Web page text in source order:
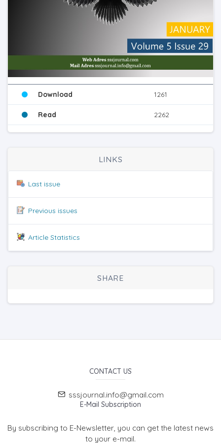
Download 1261
Read 2262
LINKS
Last issue
Previous issues
Article Statistics
SHARE
CONTACT US
sssjournal.info@gmail.com
E-Mail Subscription
By subscribing to E-Newsletter, you can get the latest news
to your e-mail.